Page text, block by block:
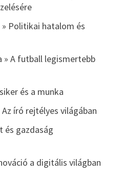
» Politikai hatalom és
» A futball legismertebb
és a munka
író rejtélyes világában
és gazdaság
a digitális világban